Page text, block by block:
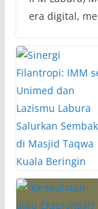
era digital,